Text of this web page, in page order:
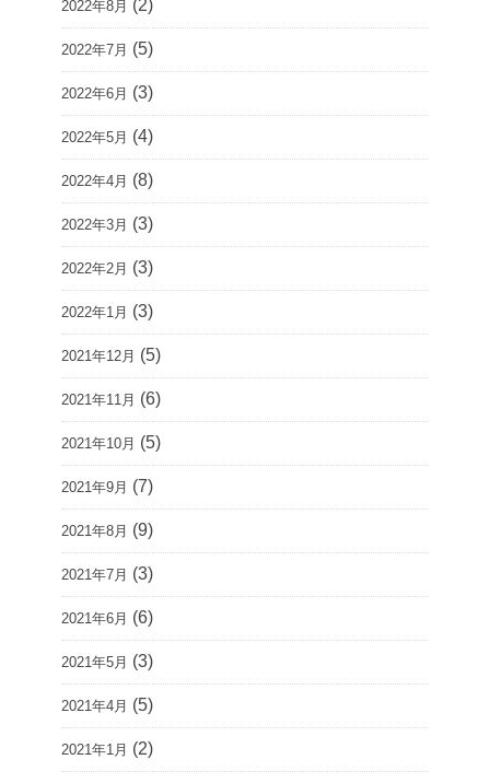
2022年8月 (2)
2022年7月 (5)
2022年6月 (3)
2022年5月 (4)
2022年4月 (8)
2022年3月 (3)
2022年2月 (3)
2022年1月 (3)
2021年12月 (5)
2021年11月 (6)
2021年10月 (5)
2021年9月 (7)
2021年8月 (9)
2021年7月 (3)
2021年6月 (6)
2021年5月 (3)
2021年4月 (5)
2021年1月 (2)